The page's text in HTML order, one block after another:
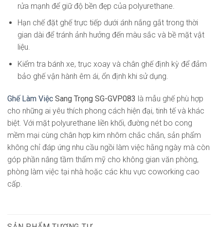
rửa mạnh để giữ độ bền đẹp của polyurethane.
Hạn chế đặt ghế trực tiếp dưới ánh nắng gắt trong thời
gian dài để tránh ảnh hưởng đến màu sắc và bề mặt vật
liệu.
Kiểm tra bánh xe, trục xoay và chân ghế định kỳ để đảm
bảo ghế vận hành êm ái, ổn định khi sử dụng.
Ghế Làm Việc Sang Trọng SG-GVP083 là mẫu ghế phù hợp
cho những ai yêu thích phong cách hiện đại, tinh tế và khác
biệt. Với mặt polyurethane liền khối, đường nét bo cong
mềm mại cùng chân hợp kim nhôm chắc chắn, sản phẩm
không chỉ đáp ứng nhu cầu ngồi làm việc hằng ngày mà còn
góp phần nâng tầm thẩm mỹ cho không gian văn phòng,
phòng làm việc tại nhà hoặc các khu vực coworking cao
cấp.